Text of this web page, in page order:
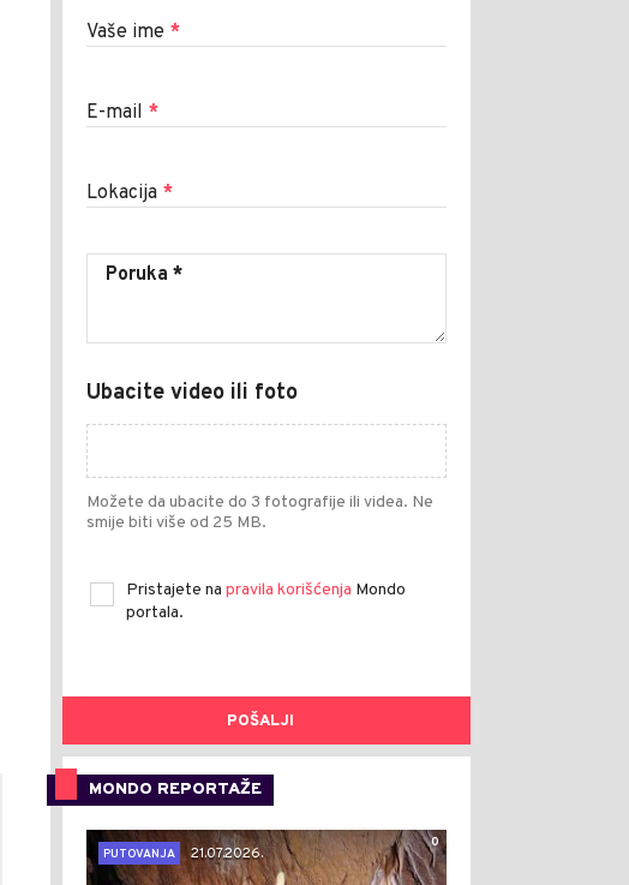
Vaše ime *
E-mail *
Lokacija *
Ubacite video ili foto
Možete da ubacite do 3 fotografije ili videa. Ne
smije biti više od 25 MB.
Pristajete na pravila korišćenja Mondo
portala.
POŠALJI
MONDO REPORTAŽE
0
PUTOVANJA
21.07.2026.